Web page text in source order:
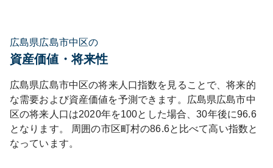
広島県広島市中区の
資産価値・将来性
広島県広島市中区の将来人口指数を見ることで、将来的
な需要および資産価値を予測できます。
広島県広島市中
区の将来人口は2020年を100とした場合、30年後に96.6
となります。
周囲の市区町村の86.6と比べて高い指数と
なっています。